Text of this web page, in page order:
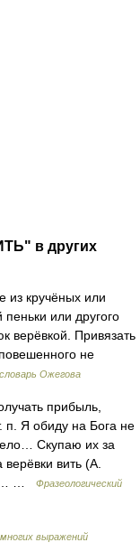
в других
кручёных или
или другого
верёвкой. Привязать
не
Ожегова
прибыль,
п. Я обиду на Бога не
Скупаю их за
вить (А.
…
Фразеологический
выражений